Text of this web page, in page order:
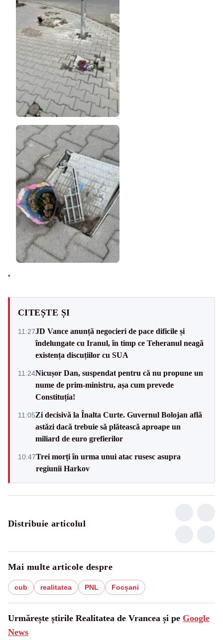
"
CITEȘTE ȘI
11:27JD Vance anunță negocieri de pace dificile și
îndelungate cu Iranul, în timp ce Teheranul neagă
existența discuțiilor cu SUA
11:24Nicușor Dan, suspendat pentru că nu propune un
nume de prim-ministru, așa cum prevede
Constituția!
11:05Zi decisivă la Înalta Curte. Guvernul Bolojan află
astăzi dacă trebuie să plătească aproape un
miliard de euro grefierilor
10:47Trei morți în urma unui atac rusesc asupra
regiunii Harkov
Distribuie articolul
Mai multe articole despre
cub realitatea PNL Focșani
Urmărește știrile Realitatea de Vrancea și pe Google
News